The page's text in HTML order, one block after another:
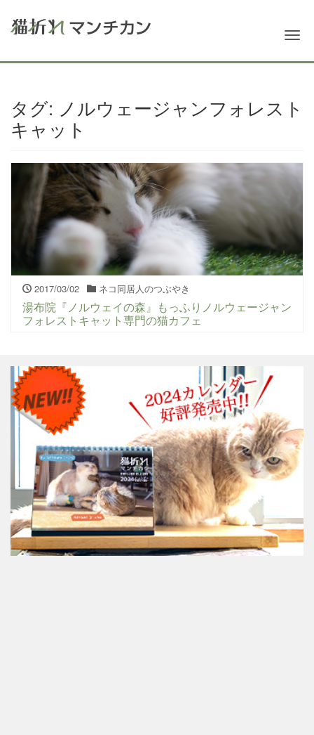
タグ: ノルウェージャンフォレスト
キャット
2017/03/02 ネコ同居人のつぶやき
湯布院『ノルウェイの森』もっふりノルウェージャン
フォレストキャット専門の猫カフェ